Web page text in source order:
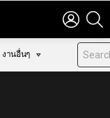
LOGIN
งานอื่นๆ